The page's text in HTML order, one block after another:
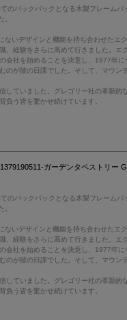
バックパックとなる木製フレー
。
いデザインと機能を持ち合わせた
経験をさらに高めて行きました。
社を始めることを決意し、1977
が彼の日課でした。そして、マウ
ていました。グレゴリー社の革新
負う皆を驚かせ続けています。
ガーデンタペストリー
バックパックとなる木製フレー
。
いデザインと機能を持ち合わせた
経験をさらに高めて行きました。
社を始めることを決意し、1977
が彼の日課でした。そして、マウ
ていました。グレゴリー社の革新
負う皆を驚かせ続けています。